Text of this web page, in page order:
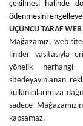
çekilmesi halinde
ödenmesini
ÜÇÜNCÜ TARAF
Mağazamız, web
linkler vasıtasıyla
yönelik herhangi
sitedeyayınlanan
kullanıcılarımıza
sadece
kapsamaz.